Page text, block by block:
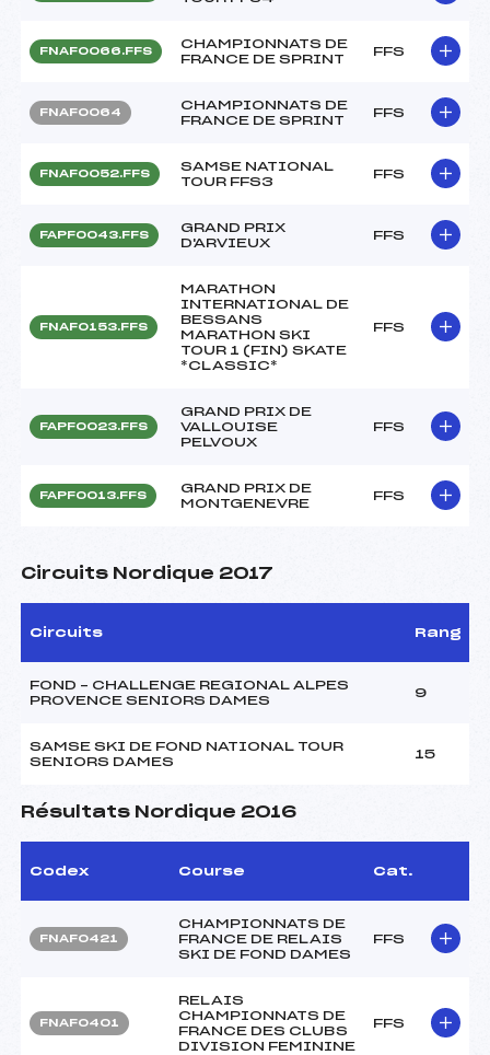
FNAF0066.FFS
CHAMPIONNATS DE
FRANCE DE SPRINT
FFS
FNAF0064
CHAMPIONNATS DE
FRANCE DE SPRINT
FFS
FNAF0052.FFS
SAMSE NATIONAL
TOUR FFS3
FFS
FAPF0043.FFS
GRAND PRIX
D'ARVIEUX
FFS
FNAF0153.FFS
MARATHON
INTERNATIONAL DE
BESSANS
MARATHON SKI
TOUR 1 (FIN) SKATE
*CLASSIC*
FFS
FAPF0023.FFS
GRAND PRIX DE
VALLOUISE
PELVOUX
FFS
FAPF0013.FFS
GRAND PRIX DE
MONTGENEVRE
FFS
Circuits Nordique 2017
Circuits Rang
FOND – CHALLENGE REGIONAL ALPES
PROVENCE SENIORS DAMES
9
SAMSE SKI DE FOND NATIONAL TOUR
SENIORS DAMES
15
Résultats Nordique 2016
Codex Course Cat.
FNAF0421
CHAMPIONNATS DE
FRANCE DE RELAIS
SKI DE FOND DAMES
FFS
FNAF0401
RELAIS
CHAMPIONNATS DE
FRANCE DES CLUBS
DIVISION FEMININE
FFS